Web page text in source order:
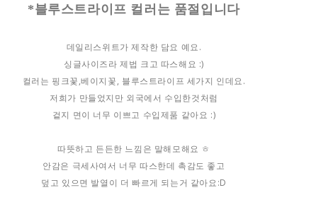
*블루스트라이프 컬러는 품절입니다
데일리스위트가 제작한 담요 예요.
싱글사이즈라 제법 크고 따스해요 :)
컬러는 핑크꽃,베이지꽃, 블루스트라이프 세가지 인데요.
저희가 만들었지만 외국에서 수입한것처럼
겉지 면이 너무 이쁘고 수입제품 같아요 :)
따뜻하고 든든한 느낌은 말해모해요 ㅎ
안감은 극세사여서 너무 따스한데 촉감도 좋고
덮고 있으면 발열이 더 빠르게 되는거 같아요:D